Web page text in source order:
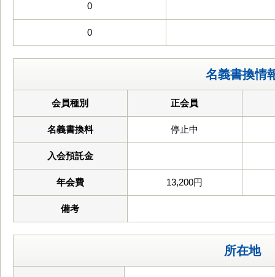
0
0
名義書換情
会員種別 正会員
名義書換料 停止中
入会預託金
年会費 13,200円
備考
所在地